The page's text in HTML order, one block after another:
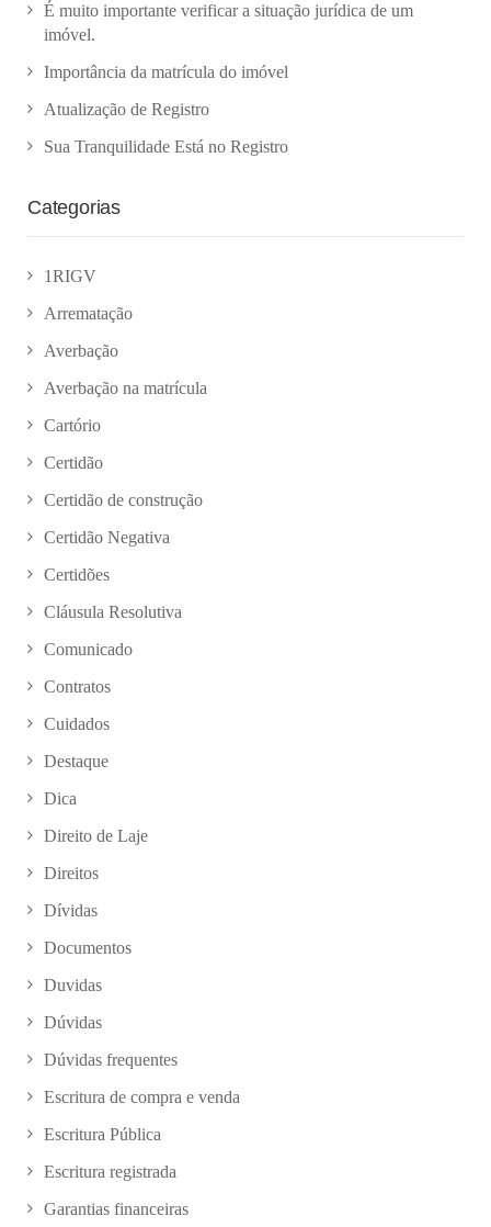
É muito importante verificar a situação jurídica de um
imóvel.
Importância da matrícula do imóvel
Atualização de Registro
Sua Tranquilidade Está no Registro
Categorias
1RIGV
Arrematação
Averbação
Averbação na matrícula
Cartório
Certidão
Certidão de construção
Certidão Negativa
Certidões
Cláusula Resolutiva
Comunicado
Contratos
Cuidados
Destaque
Dica
Direito de Laje
Direitos
Dívidas
Documentos
Duvidas
Dúvidas
Dúvidas frequentes
Escritura de compra e venda
Escritura Pública
Escritura registrada
Garantias financeiras